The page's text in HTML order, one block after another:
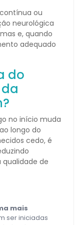
ou
neurológica
e, quando
adequado
do
no início muda
longo do
cedo, é
de
mais
ser iniciadas